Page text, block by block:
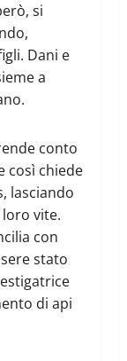
si
Dani e
a
conto
così chiede
lasciando
vite.
con
stato
di api